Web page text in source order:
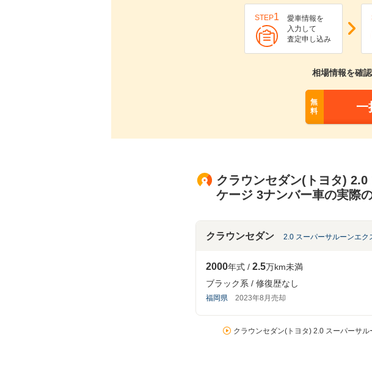
STEP1
愛車情報を
入力して
査定申し込み
相場情報を確
無
料
一
クラウンセダン(トヨタ)
ケージ 3ナンバー車の実際
クラウンセダン 2.0 スーパーサルーンエク
2000年式 2.5万km未満
ブラック系
修復歴なし
福岡県 2023年8月売却
クラウンセダン(トヨタ) 2.0 スーパーサ